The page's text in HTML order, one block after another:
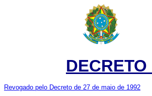
DECRETO
Revogado pelo Decreto de 27 de maio de 1992